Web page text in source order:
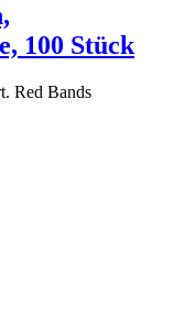
100 Stück
Red Bands